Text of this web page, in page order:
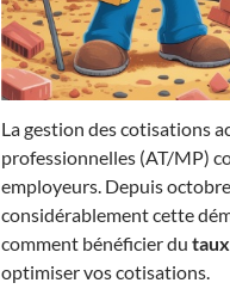
La gestion des cotisations
professionnelles (AT/MP)
employeurs. Depuis
considérablement cette
comment bénéficier du
optimiser vos cotisations.